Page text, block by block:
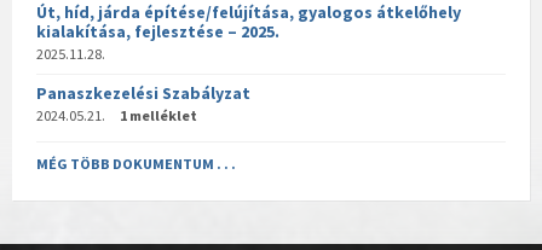
Út, híd, járda építése/felújítása, gyalogos átkelőhely
kialakítása, fejlesztése – 2025.
2025.11.28.
Panaszkezelési Szabályzat
2024.05.21. 1 melléklet
MÉG TÖBB DOKUMENTUM . . .